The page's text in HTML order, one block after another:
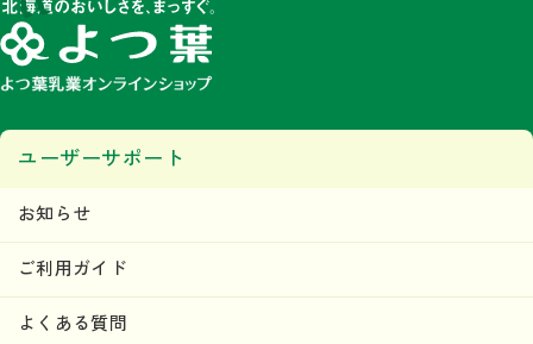
ユーザーサポート
お知らせ
ご利用ガイド
よくある質問